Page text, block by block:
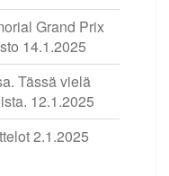
Grand Prix
14.1.2025
Tässä vielä
12.1.2025
2.1.2025